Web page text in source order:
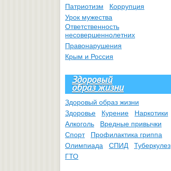
Патриотизм
Коррупция
Урок мужества
Ответственность
несовершеннолетних
Правонарушения
Крым и Россия
Здоровый
образ жизни
Здоровый образ жизни
Здоровье
Курение
Наркотики
Алкоголь
Вредные привычки
Спорт
Профилактика гриппа
Олимпиада
СПИД
Туберкулез
ГТО